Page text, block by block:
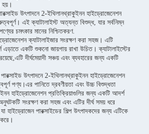
হয়।
উৎপাদনে 2-ইথিলানথ্রাকুইনন হাইড্রোজেনেশন
এই ক্যাটালাইস্ট অত্যন্ত বিশুদ্ধ, যার সর্বনিম্ন
চমৎকার মানের নিশ্চিতকরণ.
ক্যাটালাইজার সংরক্ষণ করা সহজ। এটি
এড়াতে একটি শুকনো জায়গায় রাখা উচিত। ক্যাটালাইস্টের
দীর্ঘমেয়াদী সঞ্চয় এবং ব্যবহারের জন্য একটি
উৎপাদনে 2-ইথিলানথ্রাকুইনন হাইড্রোজেনেশন
পণ্য।এর পানিতে দ্রবণীয়তা এবং উচ্চ বিশুদ্ধতা
হাইড্রোজেনেশন প্রতিক্রিয়াগুলির জন্য একটি আদর্শ
সংরক্ষণ করা সহজ এবং এটির দীর্ঘ সময় ধরে
হাইড্রোজেন পারক্সাইডের শিল্প উৎপাদকদের জন্য এটিকে